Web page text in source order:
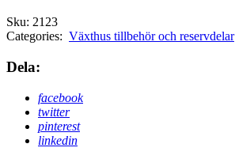
Sku: 2123
Categories: Växthus tillbehör och reservdelar
Dela:
facebook
twitter
pinterest
linkedin